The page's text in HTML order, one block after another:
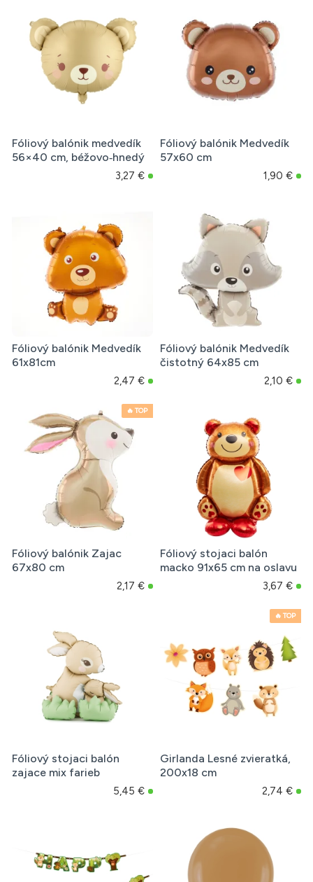
Fóliový balónik medvedík
56×40 cm, béžovo‑hnedý
3,27 €
Fóliový balónik Medvedík
57x60 cm
1,90 €
Fóliový balónik Medvedík
61x81cm
2,47 €
Fóliový balónik Medvedík
čistotný 64x85 cm
2,10 €
🔥 TOP
Fóliový balónik Zajac
67x80 cm
2,17 €
Fóliový stojaci balón
macko 91x65 cm na oslavu
3,67 €
Fóliový stojaci balón
zajace mix farieb
5,45 €
🔥 TOP
Girlanda Lesné zvieratká,
200x18 cm
2,74 €